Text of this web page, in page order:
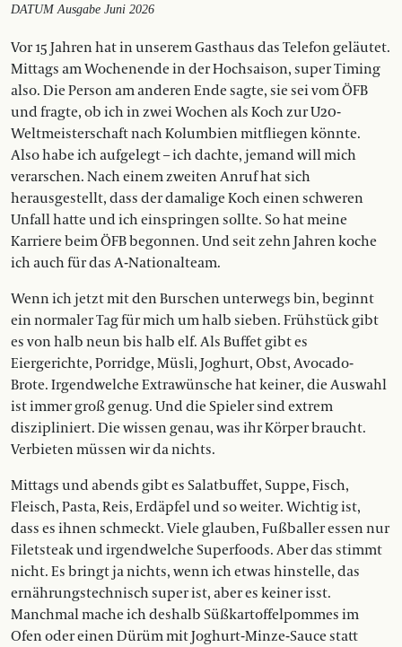
DATUM Ausgabe Juni 2026
Vor 15 Jahren hat in unserem Gasthaus das Telefon geläutet.
Mittags am Wochenende in der Hochsaison, super Timing
also. Die Person am anderen Ende sagte, sie sei vom ÖFB
und fragte, ob ich in zwei Wochen als Koch zur U20-
Weltmeisterschaft nach Kolumbien mitfliegen könnte.
Also habe ich aufgelegt – ich dachte, jemand will mich
verarschen. Nach einem zweiten Anruf hat sich
herausgestellt, dass der damalige Koch einen schweren
Unfall hatte und ich einspringen sollte. So hat meine
Karriere beim ÖFB begonnen. Und seit zehn ­Jahren koche
ich auch für das ­A-Nationalteam.
Wenn ich jetzt mit den Burschen unterwegs bin, beginnt
ein normaler Tag für mich um halb sieben. Frühstück gibt
es von halb neun bis halb elf. Als Buffet gibt es
Eiergerichte, Porridge, Müsli, Joghurt, Obst, Avocado-
Brote.­ Irgendwelche Extrawünsche hat keiner, die Auswahl
ist immer groß genug. Und die Spieler sind extrem
diszipliniert. Die wissen genau, was ihr Körper braucht.
Verbieten müssen wir da nichts.
Mittags und abends gibt es ­Salatbuffet, Suppe, Fisch,
Fleisch, Pasta, Reis, Erdäpfel und so weiter. Wichtig ist,
dass es ihnen schmeckt. Viele glauben, Fu­ß­baller essen nur
Filetsteak und irgendwelche Superfoods. Aber das stimmt
nicht. Es bringt ja nichts, wenn ich etwas hinstelle, das
ernährungstechnisch super ist, aber es keiner isst.
Manchmal mache ich deshalb Süßkartoffelpommes im
Ofen oder einen Dürüm mit ­Joghurt-Minze-Sauce statt